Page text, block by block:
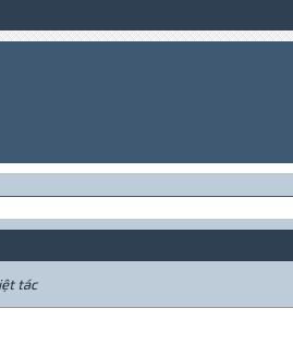
tác